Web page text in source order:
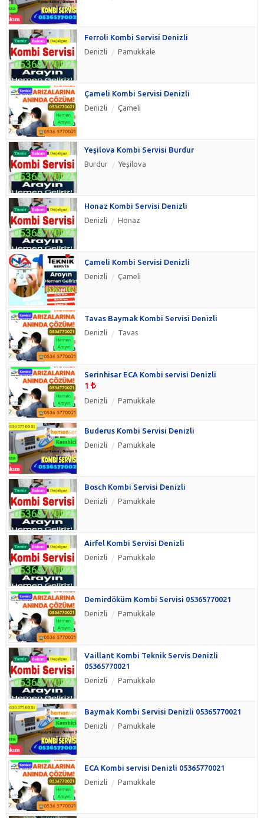
Ferroli Kombi Servisi Denizli
Denizli
Pamukkale
Çameli Kombi Servisi Denizli
Denizli
Çameli
Yeşilova Kombi Servisi Burdur
Burdur
Yeşilova
Honaz Kombi Servisi Denizli
Denizli
Honaz
Çameli Kombi Servisi Denizli
Denizli
Çameli
Tavas Baymak Kombi Servisi Denizli
Denizli
Tavas
Serinhisar ECA Kombi servisi Denizli
1
Denizli Pamukkale
Buderus Kombi Servisi Denizli
Denizli
Pamukkale
Bosch Kombi Servisi Denizli
Denizli
Pamukkale
Airfel Kombi Servisi Denizli
Denizli
Pamukkale
Demirdöküm Kombi Servisi 05365770021
Denizli
Pamukkale
Vaillant Kombi Teknik Servis Denizli
05365770021
Denizli
Pamukkale
Baymak Kombi Servisi Denizli 05365770021
Denizli
Pamukkale
ECA Kombi servisi Denizli 05365770021
Denizli
Pamukkale